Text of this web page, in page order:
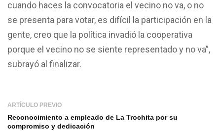
cuando haces la convocatoria el vecino no va, o no
se presenta para votar, es difícil la participación en la
gente, creo que la política invadió la cooperativa
porque el vecino no se siente representado y no va”,
subrayó al finalizar.
ARTÍCULO PREVIO
Reconocimiento a empleado de La Trochita por su
compromiso y dedicación